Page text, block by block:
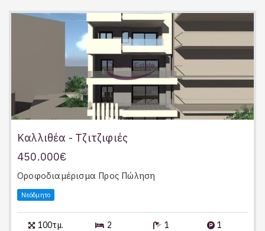
Καλλιθέα - Τζιτζιφιές
450.000€
Οροφοδιαμέρισμα Προς Πώληση
Νεόδμητο
100τμ. 2 1 1